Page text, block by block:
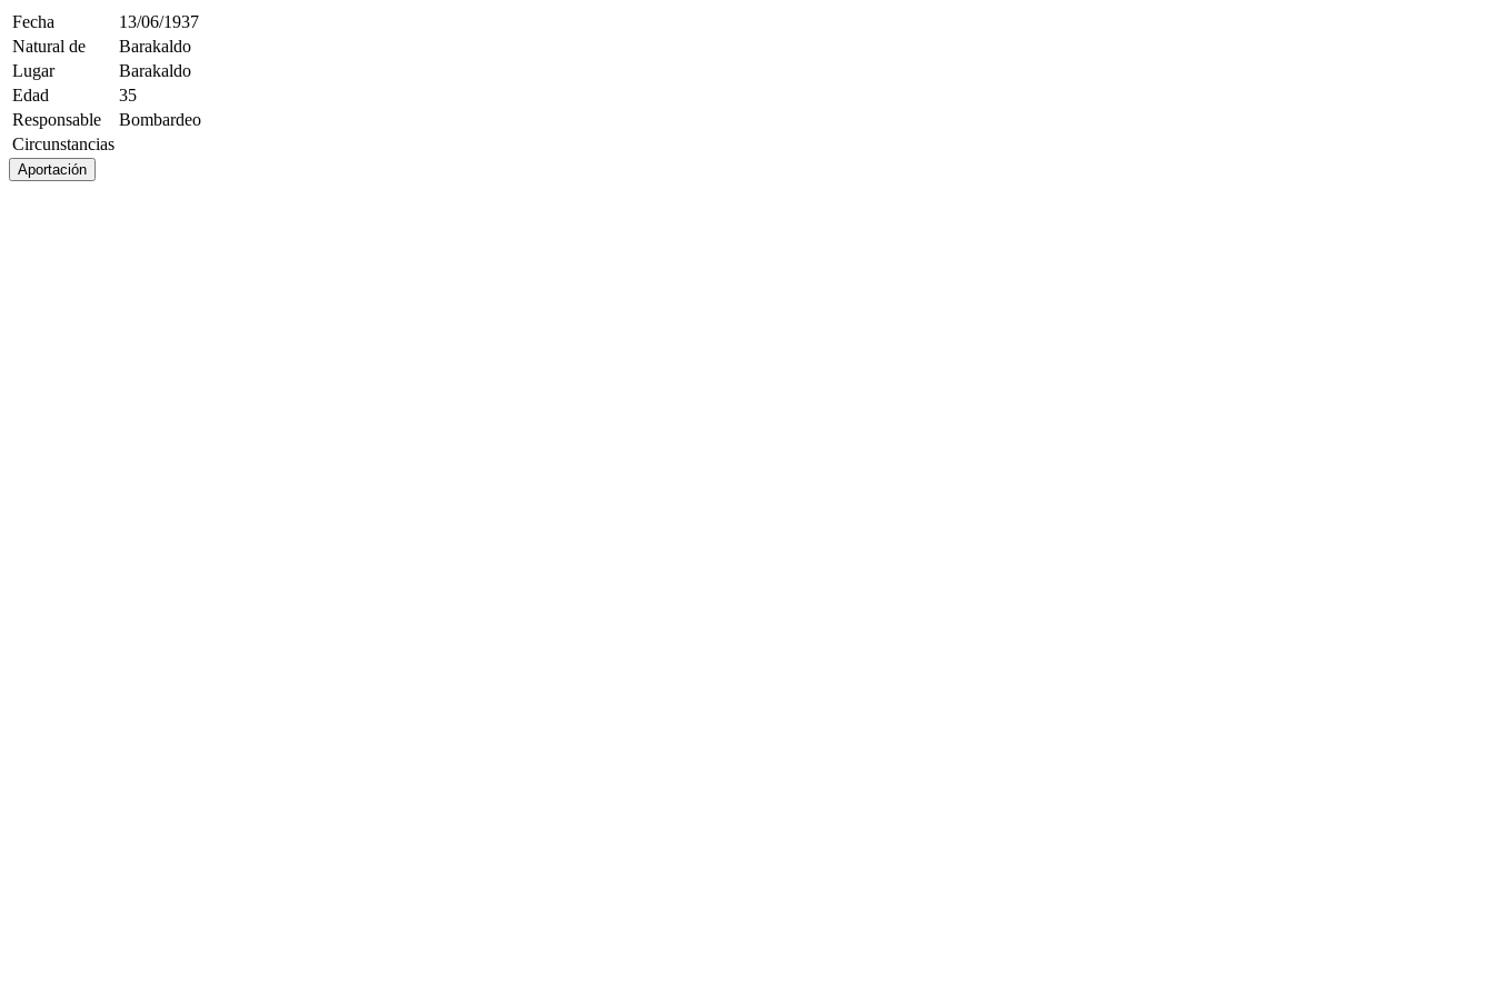
Fecha
13/06/1937
Natural de
Barakaldo
Lugar
Barakaldo
Edad
35
Responsable
Bombardeo
Circunstancias